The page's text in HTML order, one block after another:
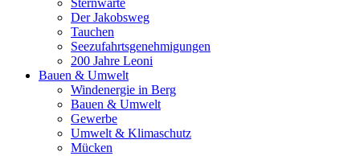
Sternwarte
Der Jakobsweg
Tauchen
Seezufahrtsgenehmigungen
200 Jahre Leoni
Bauen & Umwelt
Windenergie in Berg
Bauen & Umwelt
Gewerbe
Umwelt & Klimaschutz
Mücken